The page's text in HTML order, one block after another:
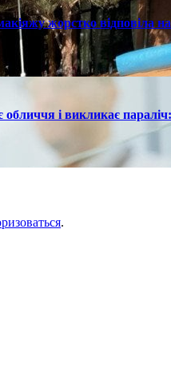
жорстко відповіла
і викликає параліч:
.